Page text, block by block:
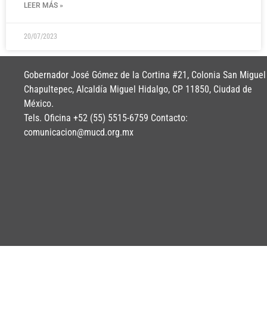
LEER MÁS »
20/07/2023
Gobernador José Gómez de la Cortina #21, Colonia San Miguel
Chapultepec, Alcaldía Miguel Hidalgo, CP 11850, Ciudad de
México.
Tels. Oficina +52 (55) 5515-6759 Contacto:
comunicacion@mucd.org.mx